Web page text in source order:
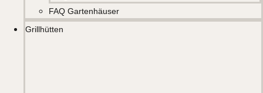
FAQ Gartenhäuser
Grillhütten